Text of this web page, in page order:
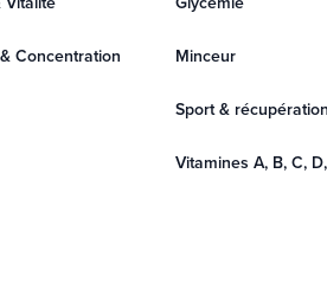
Concentration Minceur
Sport & récupération
Vitamines A, B, C,